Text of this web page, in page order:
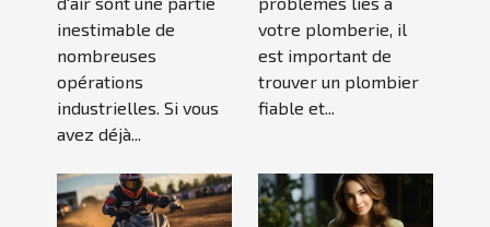
inestimable de
nombreuses
opérations
industrielles. Si vous
avez déjà...
?
votre plomberie, il
est important de
trouver un plombier
fiable et...